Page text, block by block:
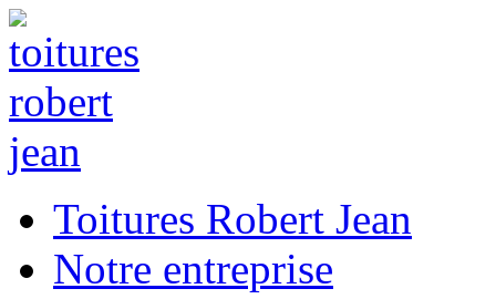
Toitures Robert Jean
Notre entreprise